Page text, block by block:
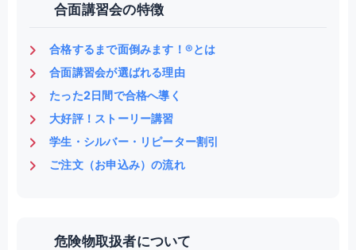
合面講習会の特徴
合格するまで面倒みます！®とは
合面講習会が選ばれる理由
たった2日間で合格へ導く
大好評！ストーリー講習
学生・シルバー・リピーター割引
ご注文（お申込み）の流れ
危険物取扱者について